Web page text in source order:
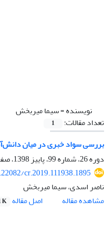
نویسنده =سیما میربخش
تعداد مقالات:
1
بررسی سواد خبری در میان
دوره 26، شماره 99، پاییز 1398، صفحه
cr.2019.111938.1895
ناصر اسدی، سیما میربخش
مشاهده مقاله
اصل مقاله K